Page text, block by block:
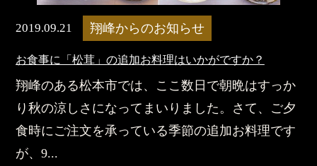
2019.09.21 翔峰からのお知らせ
お食事に「松茸」の追加お料理はいかがですか？
翔峰のある松本市では、ここ数日で朝晩はすっか
り秋の涼しさになってまいりました。さて、ご夕
食時にご注文を承っている季節の追加お料理です
が、9...